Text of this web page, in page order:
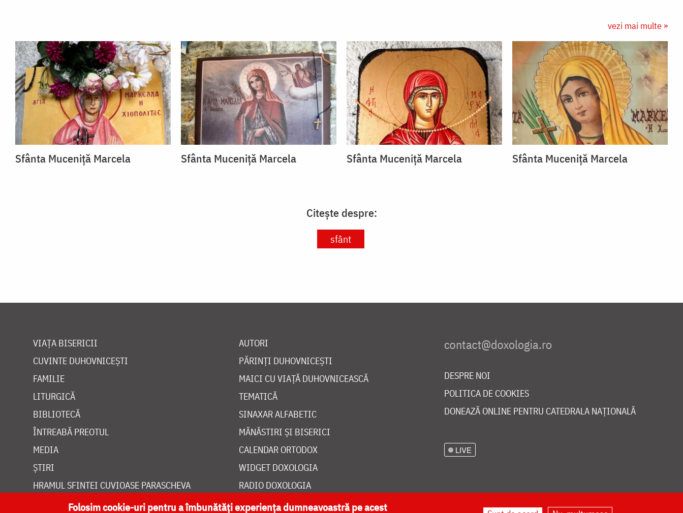
vezi mai multe »
Sfânta Muceniță Marcela Sfânta Muceniță Marcela Sfânta Muceniță Marcela Sfânta Muceniță Marcela
Citește despre:
sfânt
VIAȚA BISERICII
CUVINTE DUHOVNICEȘTI
FAMILIE
LITURGICĂ
BIBLIOTECĂ
ÎNTREABĂ PREOTUL
MEDIA
ȘTIRI
HRAMUL SFINTEI CUVIOASE PARASCHEVA
AUTORI
PĂRINȚI DUHOVNICEȘTI
MAICI CU VIAȚĂ DUHOVNICEASCĂ
TEMATICĂ
SINAXAR ALFABETIC
MĂNĂSTIRI ȘI BISERICI
CALENDAR ORTODOX
WIDGET DOXOLOGIA
RADIO DOXOLOGIA
DESPRE NOI
POLITICA DE COOKIES
DONEAZĂ ONLINE PENTRU CATEDRALA NAȚIONALĂ
LIVE
Folosim cookie-uri pentru a îmbunătăți experiența dumneavoastră pe acest